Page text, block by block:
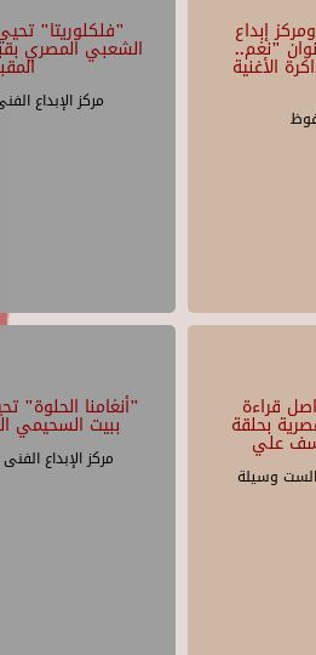
"فلكلوريتا"
الشعبي المصري
مركز الإبداع
إبداع
"نغم..
الأغنية
"أنغامنا الحلوة"
ببيت السحيمي
مركز الإبداع
قراءة
بحلقة
علي
الست وسيلة